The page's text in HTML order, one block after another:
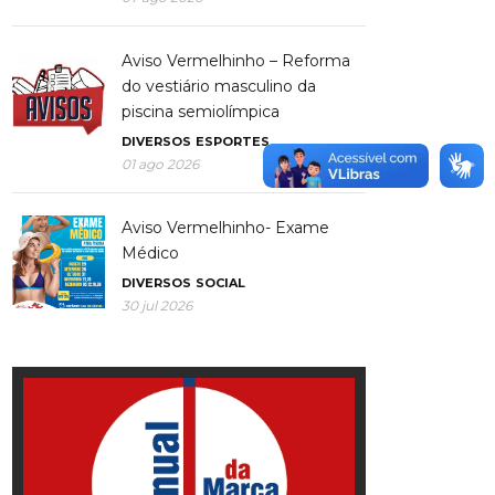
Aviso Vermelhinho – Reforma
do vestiário masculino da
piscina semiolímpica
DIVERSOS ESPORTES
01 ago 2026
Aviso Vermelhinho- Exame
Médico
DIVERSOS SOCIAL
30 jul 2026